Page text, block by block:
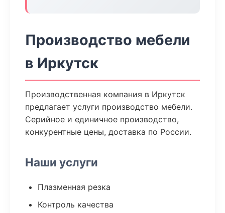
Производство мебели
в Иркутск
Производственная компания в Иркутск
предлагает услуги производство мебели.
Серийное и единичное производство,
конкурентные цены, доставка по России.
Наши услуги
Плазменная резка
Контроль качества